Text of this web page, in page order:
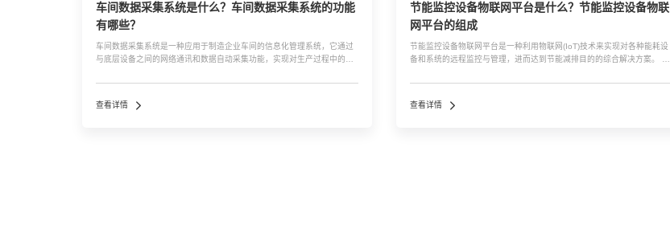
车间数据采集系统是什么？车间数据采集系统的功能
有哪些？
车间数据采集系统是一种应用于制造企业车间的信息化管理系统，它通过
与底层设备之间的网络通讯和数据自动采集功能，实现对生产过程中的各
工厂或数字化车间的基础。它作为MES(制造执行系统)的一部分，连接上
查看详情
节能监控设备物联网平台是什么？节能监控设备物联
网平台的组成
节能监控设备物联网平台是一种利用物联网(IoT)技术来实现对各种能耗设
备和系统的远程监控与管理，进而达到节能减排目的的综合解决方案。 这
传感器和智能网关，实时收集设备的运行数据，如电、水、气等能源...…
查看详情